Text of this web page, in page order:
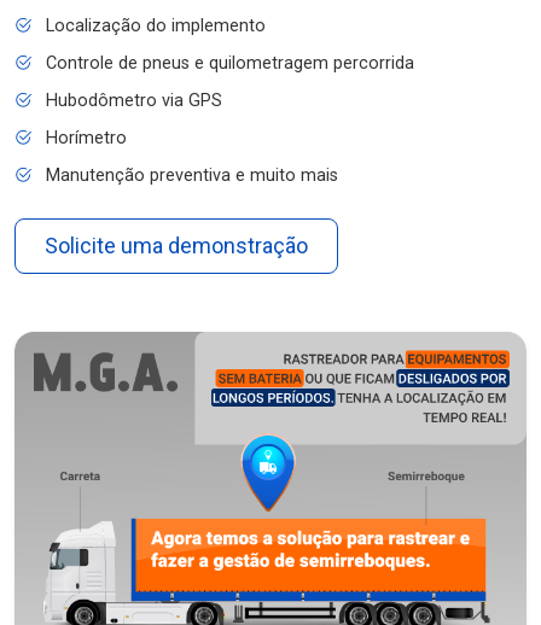
Localização do implemento
Controle de pneus e quilometragem percorrida
Hubodômetro via GPS
Horímetro
Manutenção preventiva e muito mais
Solicite uma demonstração